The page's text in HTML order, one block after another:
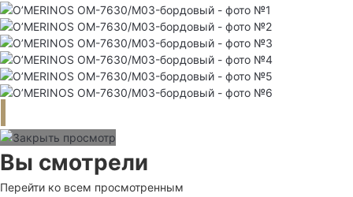
Вы смотрели
Перейти ко всем просмотренным